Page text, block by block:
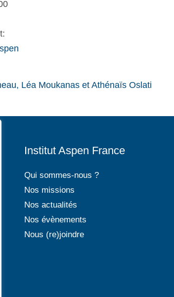
Léa Moukanas et Athénaïs Oslati
Institut Aspen France
Qui sommes-nous ?
Nos missions
Nos actualités
Nos évènements
Nous (re)joindre